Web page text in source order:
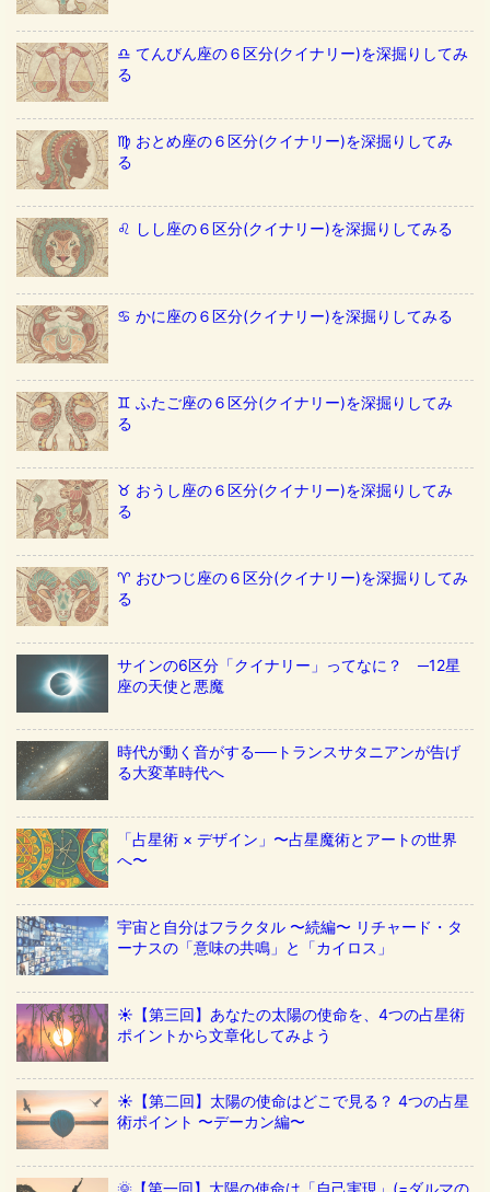
♎️ てんびん座の６区分(クイナリー)を深掘りしてみ
る
♍️ おとめ座の６区分(クイナリー)を深掘りしてみ
る
♌️ しし座の６区分(クイナリー)を深掘りしてみる
♋️ かに座の６区分(クイナリー)を深掘りしてみる
♊️ ふたご座の６区分(クイナリー)を深掘りしてみ
る
♉️ おうし座の６区分(クイナリー)を深掘りしてみ
る
♈️ おひつじ座の６区分(クイナリー)を深掘りしてみ
る
サインの6区分「クイナリー」ってなに？ ─12星
座の天使と悪魔
時代が動く音がする──トランスサタニアンが告げ
る大変革時代へ
「占星術 × デザイン」〜占星魔術とアートの世界
へ〜
宇宙と自分はフラクタル 〜続編〜 リチャード・タ
ーナスの「意味の共鳴」と「カイロス」
☀️【第三回】あなたの太陽の使命を、4つの占星術
ポイントから文章化してみよう
☀️【第二回】太陽の使命はどこで見る？ 4つの占星
術ポイント 〜デーカン編〜
🌞【第一回】太陽の使命は「自己実現」(=ダルマの